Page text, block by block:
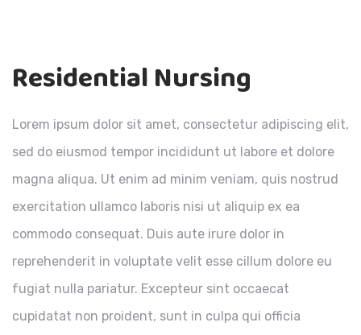
Residential Nursing
Lorem ipsum dolor sit amet, consectetur adipiscing elit,
sed do eiusmod tempor incididunt ut labore et dolore
magna aliqua. Ut enim ad minim veniam, quis nostrud
exercitation ullamco laboris nisi ut aliquip ex ea
commodo consequat. Duis aute irure dolor in
reprehenderit in voluptate velit esse cillum dolore eu
fugiat nulla pariatur. Excepteur sint occaecat
cupidatat non proident, sunt in culpa qui officia